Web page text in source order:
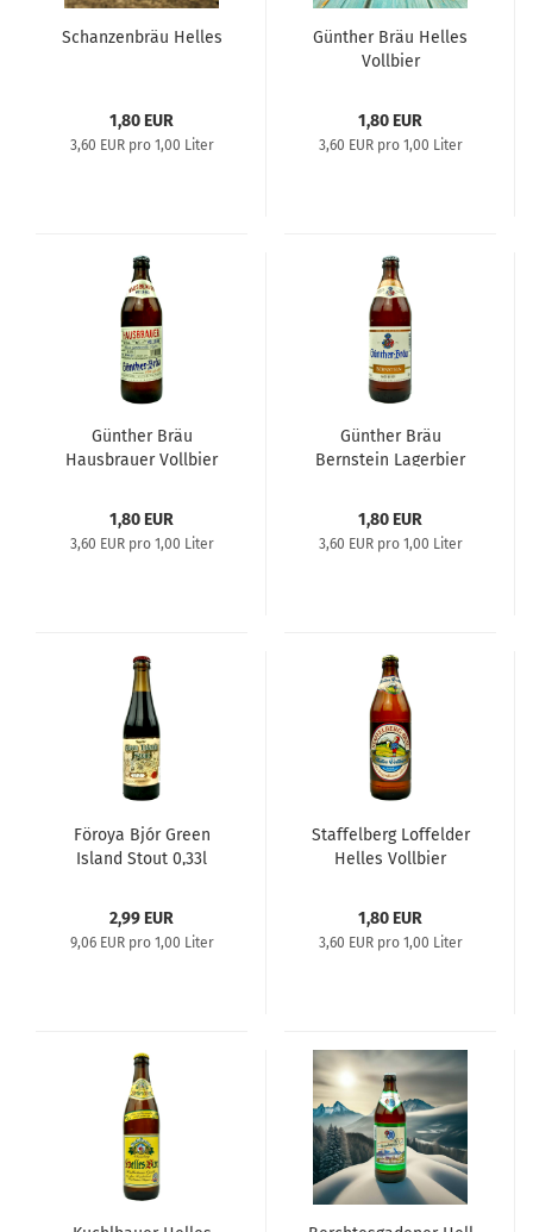
Schanzenbräu Helles
1,80 EUR
3,60 EUR pro 1,00 Liter
Günther Bräu Helles
Vollbier
1,80 EUR
3,60 EUR pro 1,00 Liter
Günther Bräu
Hausbrauer Vollbier
1,80 EUR
3,60 EUR pro 1,00 Liter
Günther Bräu
Bernstein Lagerbier
1,80 EUR
3,60 EUR pro 1,00 Liter
Föroya Bjór Green
Island Stout 0,33l
2,99 EUR
9,06 EUR pro 1,00 Liter
Staffelberg Loffelder
Helles Vollbier
1,80 EUR
3,60 EUR pro 1,00 Liter